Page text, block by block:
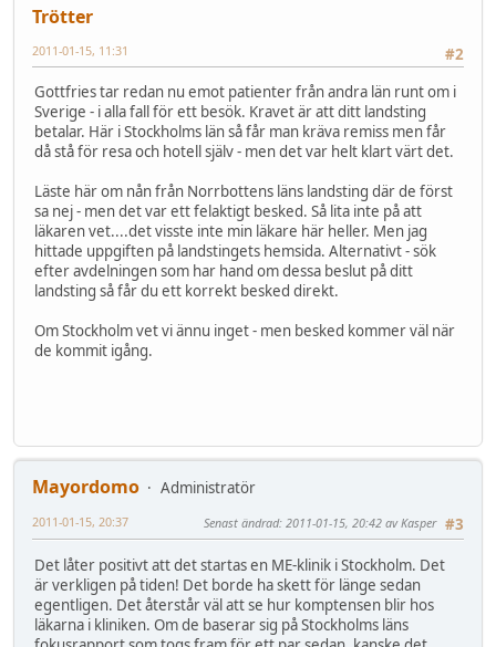
Trötter
#2
2011-01-15, 11:31
Gottfries tar redan nu emot patienter från andra län runt om i
Sverige - i alla fall för ett besök. Kravet är att ditt landsting
betalar. Här i Stockholms län så får man kräva remiss men får
då stå för resa och hotell själv - men det var helt klart värt det.
Läste här om nån från Norrbottens läns landsting där de först
sa nej - men det var ett felaktigt besked. Så lita inte på att
läkaren vet....det visste inte min läkare här heller. Men jag
hittade uppgiften på landstingets hemsida. Alternativt - sök
efter avdelningen som har hand om dessa beslut på ditt
landsting så får du ett korrekt besked direkt.
Om Stockholm vet vi ännu inget - men besked kommer väl när
de kommit igång.
Mayordomo
Administratör
#3
2011-01-15, 20:37 Senast ändrad: 2011-01-15, 20:42 av Kasper
Det låter positivt att det startas en ME-klinik i Stockholm. Det
är verkligen på tiden! Det borde ha skett för länge sedan
egentligen. Det återstår väl att se hur komptensen blir hos
läkarna i kliniken. Om de baserar sig på Stockholms läns